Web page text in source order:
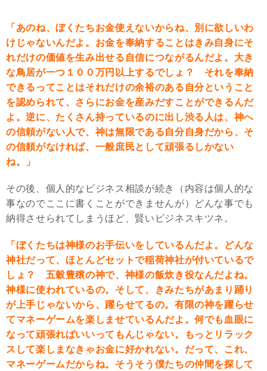
「あのね、ぼくたちお金使えないからね、別に欲しいわ
けじゃないんだよ。お金を奉納することはきみ自身にそ
れだけの価値を生み出せる自信につながるんだよ。大き
な鳥居が一つ１００万円以上するでしょ？ それを奉納
できるってことはそれだけの余裕のある自分ということ
を認められて、さらにお金を産みだすことができるんだ
よ。逆に、たくさん持っているのに出し渋る人は、神へ
の信頼がない人で、神は無限である自分自身だから、そ
の信頼がなければ、一般庶民として頑張るしかない
ね。」
その後、個人的なビジネス相談が続き（内容は個人的な
事なのでここに書くことができませんが）どんな事でも
納得させられてしまうほど、賢いビジネスキツネ。
「ぼくたちは神様のお手伝いをしているんだよ。どんな
神社だって、ほとんどセットで稲荷神社が付いているで
しょ？ 五穀豊穣の神で、神様の飯炊き役なんだよね。
神様に使われているの。そして、きみたちがあまり踊り
が上手じゃないから、躍らせてるの。有限の神を躍らせ
てマネーゲームを楽しませているんだよ。何でも血眼に
なって頑張ればいいってもんじゃない。もっとリラック
スして楽しまなきゃお金に好かれない。だって、これ、
マネーゲームだからね。そうそう僕たちの仲間を探して